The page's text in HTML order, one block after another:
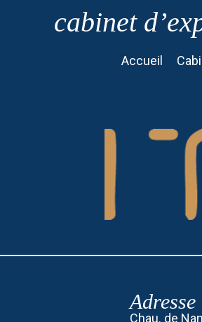
cabinet
Accueil
Adresse
Chau. de